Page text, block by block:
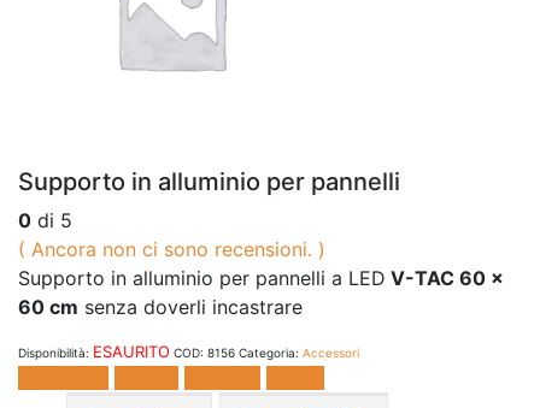
Supporto in alluminio per pannelli
0 di 5
( Ancora non ci sono recensioni. )
Supporto in alluminio per pannelli a LED V-TAC 60 x
60 cm senza doverli incastrare
Disponibilità: ESAURITO COD: 8156 Categoria: Accessori